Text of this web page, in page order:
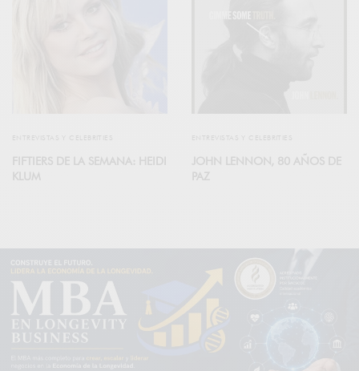
ENTREVISTAS Y CELEBRITIES
FIFTIERS DE LA SEMANA: HEIDI
KLUM
ENTREVISTAS Y CELEBRITIES
JOHN LENNON, 80 AÑOS DE
PAZ